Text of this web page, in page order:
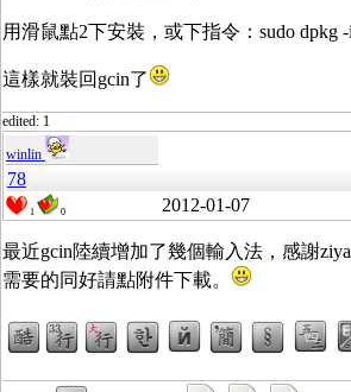
用滑鼠點2下安裝，或下指令：sudo dpkg
這樣就裝回gcin了
edited: 1
winlin
78
1 0 2012-01-07
最近gcin陸續增加了幾個輸入法，感謝
需要的同好請點附件下載。